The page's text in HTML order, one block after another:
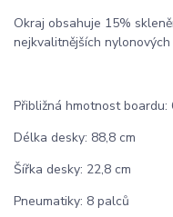
Okraj obsahuje 15%
nejkvalitnějších
Přibližná hmotnost boardu:
Délka desky: 88,8 cm
Šířka desky: 22,8 cm
Pneumatiky: 8 palců